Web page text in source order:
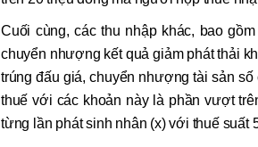
Cuối cùng, các thu nhập khác, bao
chuyển nhượng kết quả giảm phát thải
trúng đấu giá, chuyển nhượng tài sản
thuế với các khoản này là phần vượt
từng lần phát sinh nhân (x) với thuế suất